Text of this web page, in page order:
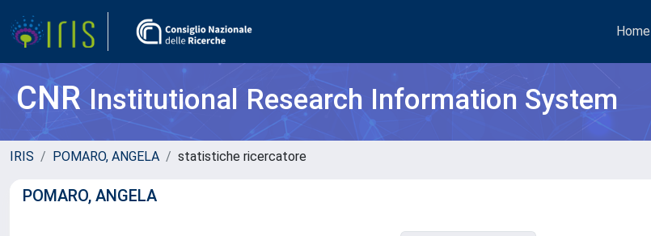
Home
CNRInstitutional Research Information System
IRIS POMARO, ANGELA statistiche ricercatore
POMARO, ANGELA